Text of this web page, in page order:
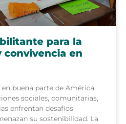
para la
convivencia en
buena parte de América
sociales, comunitarias,
enfrentan desafíos
su sostenibilidad. La